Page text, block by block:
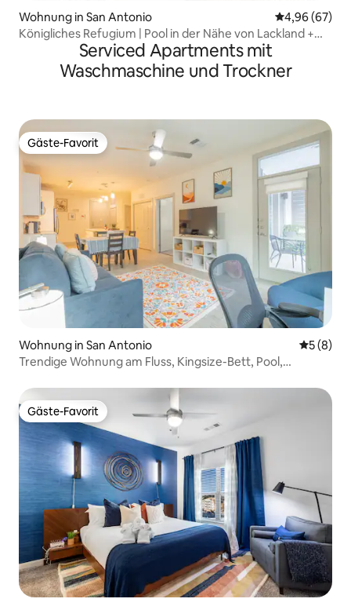
Wohnung in San Antonio
4,96 (67)
Königliches Refugium | Pool in der Nähe von Lackland +
Fitnessraum im medizinischen Zentrum!
Serviced Apartments mit
Waschmaschine und Trockner
Gäste-Favorit
Gäste-Favorit
Wohnung in San Antonio
5 (8)
Trendige Wohnung am Fluss, Kingsize-Bett, Pool,
Gäste-Favorit
Gäste-Favorit